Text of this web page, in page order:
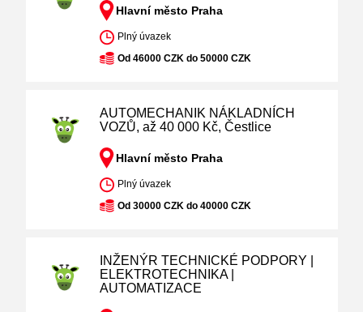
Hlavní město Praha
Plný úvazek
Od 46000 CZK do 50000 CZK
AUTOMECHANIK NÁKLADNÍCH
VOZŮ, až 40 000 Kč, Čestlice
Hlavní město Praha
Plný úvazek
Od 30000 CZK do 40000 CZK
INŽENÝR TECHNICKÉ PODPORY |
ELEKTROTECHNIKA |
AUTOMATIZACE